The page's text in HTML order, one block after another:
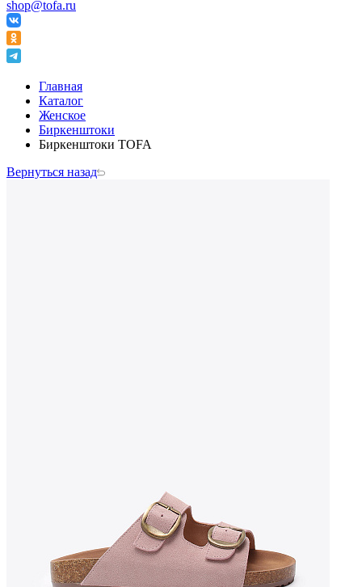
shop@tofa.ru
Главная
Каталог
Женское
Биркенштоки
Биркенштоки TOFA
Вернуться назад